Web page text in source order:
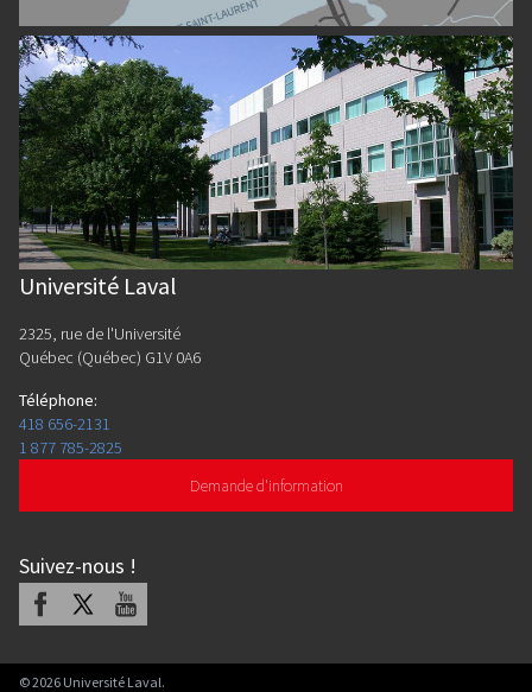
Université Laval
2325, rue de l'Université
Québec (Québec) G1V 0A6
Téléphone:
418 656-2131
1 877 785-2825
Demande d'information
Suivez-nous !
Facebook Youtube
©2026 Université Laval.